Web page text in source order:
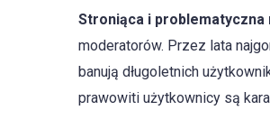
Stroniąca i problematyczna
moderatorów. Przez lata
banują długoletnich
prawowiti użytkownicy są